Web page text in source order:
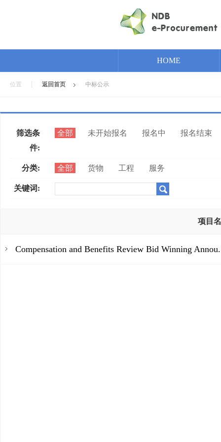
HOME
位置 返回首页 中标公示
筛选条
件:
全部 未开始报名 报名中 报名结束
分类: 全部 货物 工程 服务
关键词:
项目
Compensation and Benefits Review Bid Winning